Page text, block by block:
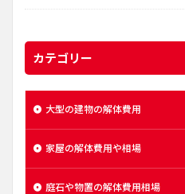
カテゴリー
大型の建物の解体費用
家屋の解体費用や相場
庭石や物置の解体費用相場